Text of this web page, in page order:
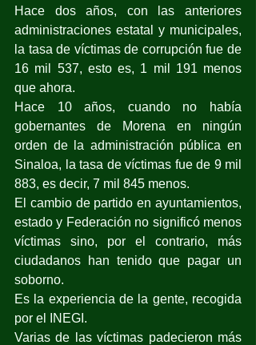
Hace dos años, con las anteriores
administraciones estatal y municipales,
la tasa de víctimas de corrupción fue de
16 mil 537, esto es, 1 mil 191 menos
que ahora.
Hace 10 años, cuando no había
gobernantes de Morena en ningún
orden de la administración pública en
Sinaloa, la tasa de víctimas fue de 9 mil
883, es decir, 7 mil 845 menos.
El cambio de partido en ayuntamientos,
estado y Federación no significó menos
víctimas sino, por el contrario, más
ciudadanos han tenido que pagar un
soborno.
Es la experiencia de la gente, recogida
por el INEGI.
Varias de las víctimas padecieron más